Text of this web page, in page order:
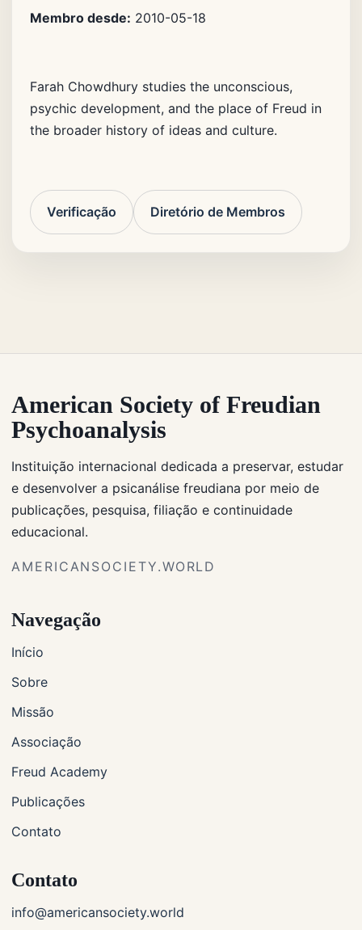
Membro desde: 2010-05-18
Farah Chowdhury studies the unconscious,
psychic development, and the place of Freud in
the broader history of ideas and culture.
Verificação Diretório de Membros
American Society of Freudian
Psychoanalysis
Instituição internacional dedicada a preservar, estudar
e desenvolver a psicanálise freudiana por meio de
publicações, pesquisa, filiação e continuidade
educacional.
AMERICANSOCIETY.WORLD
Navegação
Início
Sobre
Missão
Associação
Freud Academy
Publicações
Contato
Contato
info@americansociety.world